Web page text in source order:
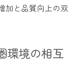
加と品質向上の双
環境の相互